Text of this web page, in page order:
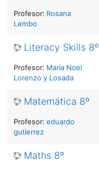
Profesor: Rosana
Lembo
Literacy Skills 8º
Profesor: María Noel
Lorenzo y Losada
Matemática 8º
Profesor: eduardo
gutierrez
Maths 8º